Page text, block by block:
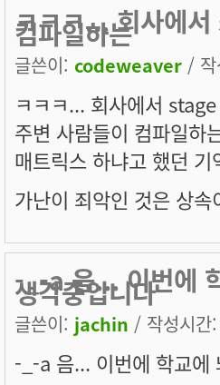
ㅋㅋㅋ... 회사에
컴파일하는
글쓴이: codeweaver /
ㅋㅋㅋ... 회사에서
주변 사람들이 컴파일하
매트릭스 하냐고 했던
가난이 죄악인 것은 상
-_-a 음... 이번에
생각중입니다
글쓴이: jachin / 작성시
-_-a 음... 이번에 학교에